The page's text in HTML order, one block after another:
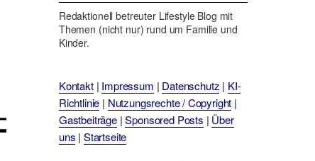
Redaktionell betreuter Lifestyle Blog mit
Themen (nicht nur) rund um Familie und
Kinder.
Kontakt| Impressum | Datenschutz | KI-
Richtlinie | Nutzungsrechte / Copyright |
Gastbeiträge|Sponsored Posts | Über
uns | Startseite